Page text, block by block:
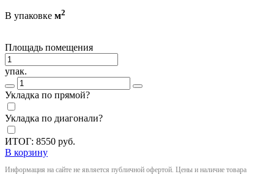
В упаковке м2
Площадь помещения
упак.
Укладка по прямой?
Укладка по диагонали?
ИТОГ: 8550 руб.
В корзину
Информация на сайте не является публичной офертой. Цены и наличие товара